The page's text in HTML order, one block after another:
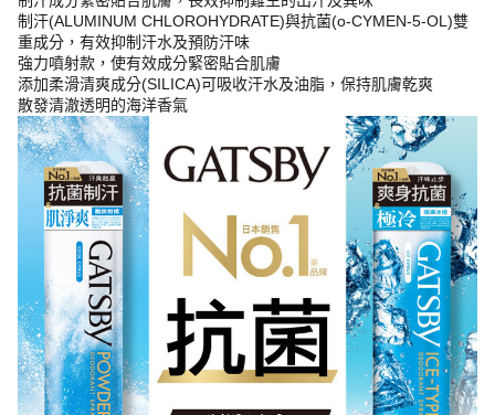
制汗(ALUMINUM CHLOROHYDRATE)與抗菌(o-CYMEN-5-OL)雙
重成分，有效抑制汗水及預防汗味
強力噴射款，使有效成分緊密貼合肌膚
添加柔滑清爽成分(SILICA)可吸收汗水及油脂，保持肌膚乾爽
散發清澈透明的海洋香氣